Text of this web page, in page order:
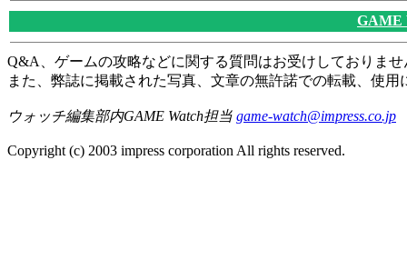
GAME
Q&A、ゲームの攻略などに関する質問はお受けしておりませ
また、弊誌に掲載された写真、文章の無許諾での転載、使
ウォッチ編集部内GAME Watch担当 game-watch@impress.co.jp
Copyright (c) 2003 impress corporation All rights reserved.